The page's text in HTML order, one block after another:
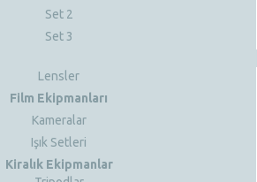
Set 2
Set 3
Lensler
Film Ekipmanları
Kameralar
Işık Setleri
Kiralık Ekipmanlar